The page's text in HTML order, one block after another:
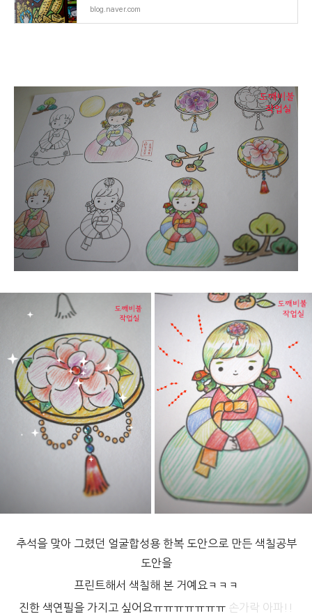
blog.naver.com
추석을 맞아 그렸던 얼굴합성용 한복 도안으로 만든 색칠공부
도안을
프린트해서 색칠해 본 거예요ㅋㅋㅋ
진한 색연필을 가지고 싶어요ㅠㅠㅠㅠㅠㅠㅠ 손가락 아파!!